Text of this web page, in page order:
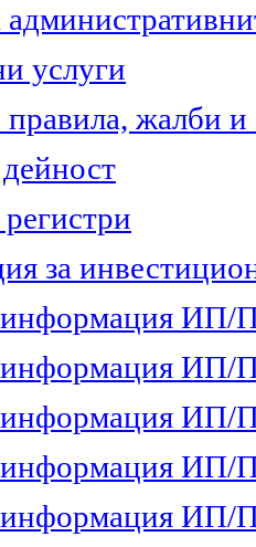
услуги
жалби и
за
ИП/
ИП/
ИП/
ИП/
ИП/